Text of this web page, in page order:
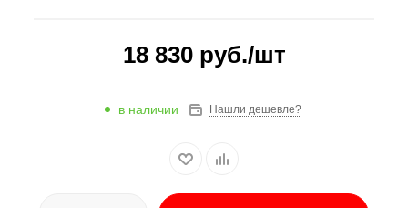
18 830руб./шт
в наличии Нашли дешевле?